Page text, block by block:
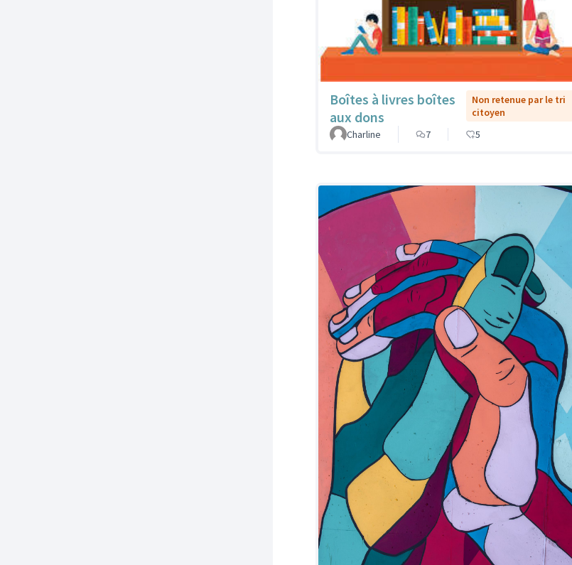
Boîtes à livres boîtes
aux dons
Non retenue par le tri
citoyen
Charline
7 5